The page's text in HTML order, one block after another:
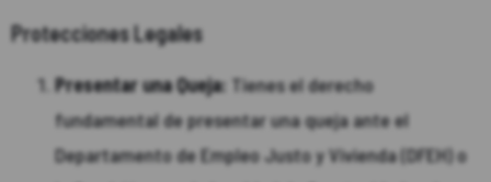
Protecciones Legales
Presentar una Queja: Tienes el derecho
fundamental de presentar una queja ante el
Departamento de Empleo Justo y Vivienda (DFEH) o